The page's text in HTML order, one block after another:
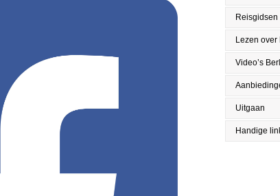
Reisgidsen
Lezen over
Video’s
Uitgaan
Handige